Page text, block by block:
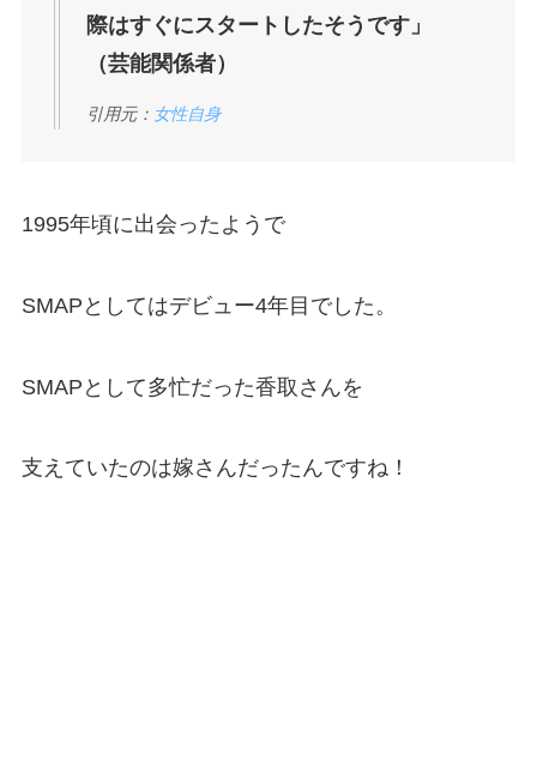
際はすぐにスタートしたそうです」
（芸能関係者）
引用元： 女性自身
1995年頃に出会ったようで
SMAPとしてはデビュー4年目でした。
SMAPとして多忙だった香取さんを
支えていたのは嫁さんだったんですね！